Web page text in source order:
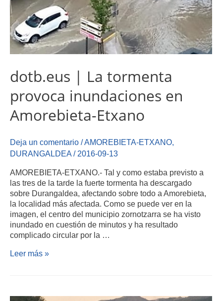
dotb.eus | La tormenta
provoca inundaciones en
Amorebieta-Etxano
Deja un comentario /AMOREBIETA-ETXANO,
DURANGALDEA / 2016-09-13
AMOREBIETA-ETXANO.- Tal y como estaba previsto a
las tres de la tarde la fuerte tormenta ha descargado
sobre Durangaldea, afectando sobre todo a Amorebieta,
la localidad más afectada. Como se puede ver en la
imagen, el centro del municipio zornotzarra se ha visto
inundado en cuestión de minutos y ha resultado
complicado circular por la …
Leer más »